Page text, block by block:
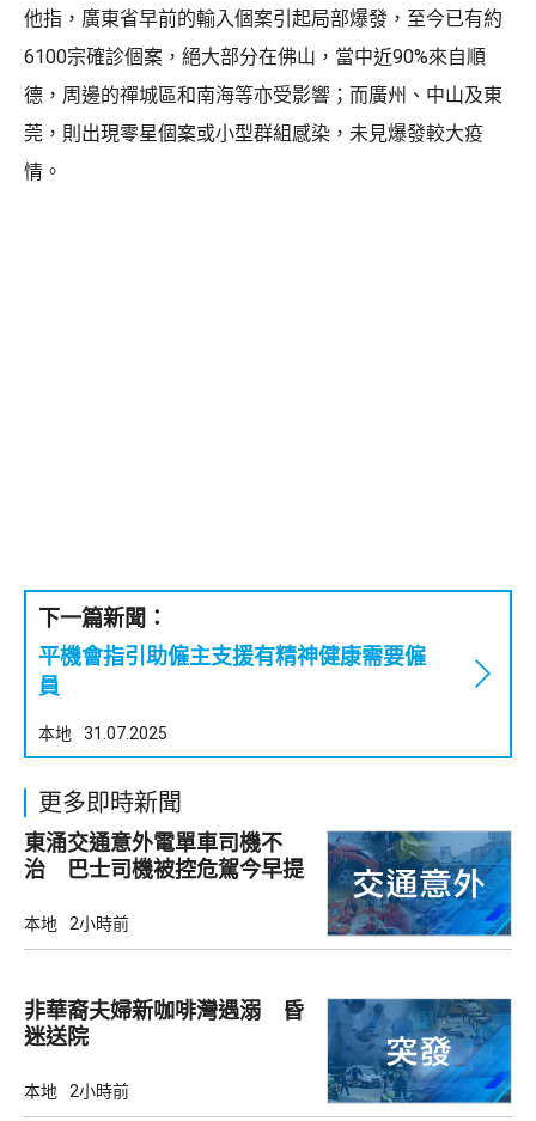
他指，廣東省早前的輸入個案引起局部爆發，至今已有約
6100宗確診個案，絕大部分在佛山，當中近90%來自順
德，周邊的禪城區和南海等亦受影響；而廣州、中山及東
莞，則出現零星個案或小型群組感染，未見爆發較大疫
情。
下一篇新聞：
平機會指引助僱主支援有精神健康需要僱
員
本地 31.07.2025
更多即時新聞
東涌交通意外電單車司機不
治 巴士司機被控危駕今早提
本地 2小時前
非華裔夫婦新咖啡灣遇溺 昏
迷送院
本地 2小時前